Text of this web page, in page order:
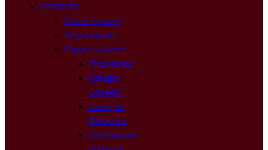
ISTITUTO
Orario Lezioni
Regolamenti
Organizzazione
Presidenza
Collegio
Docenti
Consiglio
d’Istituto
Coordinatori